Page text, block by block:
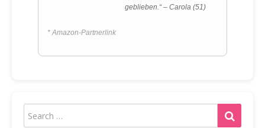
geblieben.“ – Carola (51)
* Amazon-Partnerlink